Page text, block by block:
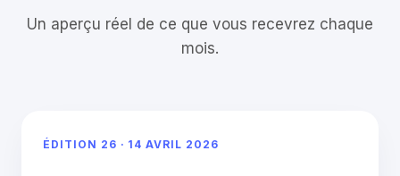
Un aperçu réel de ce que vous recevrez chaque
mois.
ÉDITION 26 · 14 AVRIL 2026